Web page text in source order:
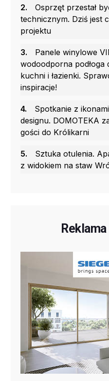
2.
Osprzęt przestał
technicznym. Dziś jest
projektu
3.
Panele winylowe
wodoodporna podłoga
kuchni i łazienki.
inspiracje!
4.
Spotkanie z
designu. DOMOTEKA
gości do Królikarni
5.
Sztuka otulenia.
z widokiem na staw
Reklama